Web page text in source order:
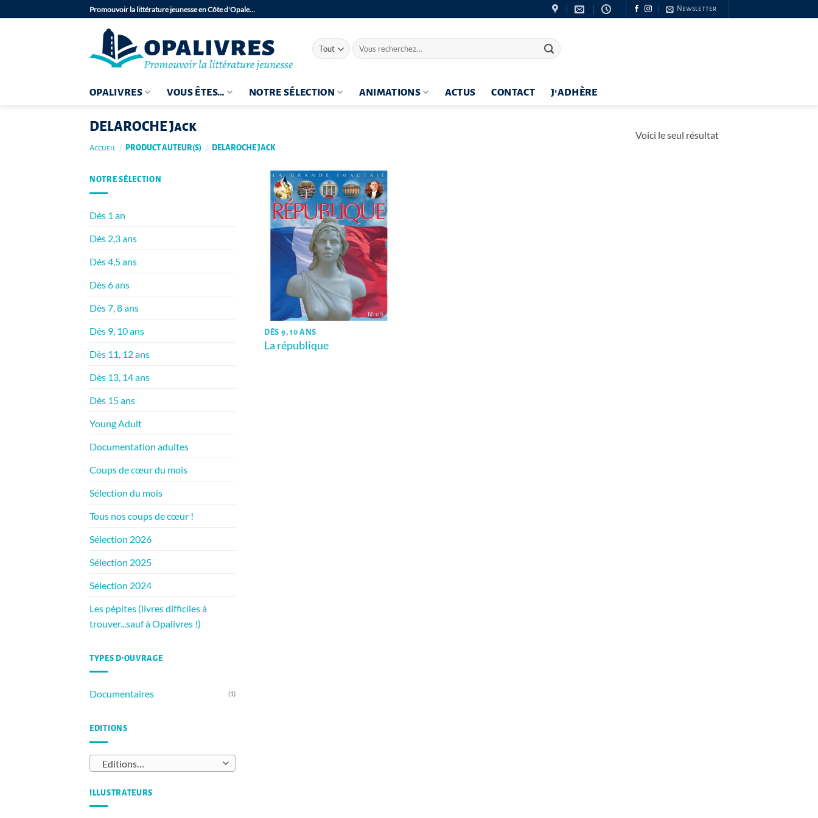
au
Promouvoir la littérature jeunesse en Côte d'Opale… Newsletter
Recherche
pour :
OPALIVRES VOUS ÊTES… NOTRE SÉLECTION ANIMATIONS ACTUS CONTACT J’ADHÈRE
DELAROCHE Jack
Accueil / PRODUCT AUTEUR(S) / DELAROCHE JACK
Voici le seul résultat
NOTRE SÉLECTION
Dès 1 an
Dès 2,3 ans
Dès 4,5 ans
Dès 6 ans
Dès 7, 8 ans
Dès 9, 10 ans
Dès 11, 12 ans
Dès 13, 14 ans
Dès 15 ans
Young Adult
Documentation adultes
Coups de cœur du mois
Sélection du mois
Tous nos coups de cœur !
Sélection 2026
Sélection 2025
Sélection 2024
Les pépites (livres difficiles à
trouver...sauf à Opalivres !)
TYPES D’OUVRAGE
Documentaires (1)
EDITIONS
Editions…
ILLUSTRATEURS
DÈS 9, 10 ANS
La république